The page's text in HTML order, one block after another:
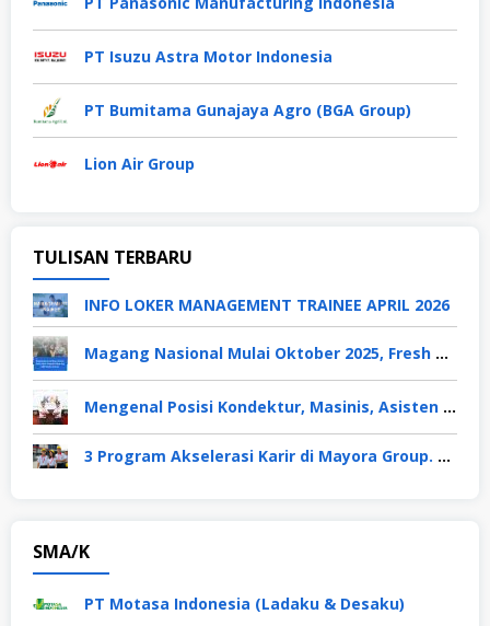
PT Isuzu Astra Motor Indonesia
PT Bumitama Gunajaya Agro (BGA Group)
Lion Air Group
TULISAN TERBARU
INFO LOKER MANAGEMENT TRAINEE APRIL 2026
Magang Nasional Mulai Oktober 2025, Fresh Graduate Dapat Gaji UMP Selama 6 Bulan
Mengenal Posisi Kondektur, Masinis, Asisten PPKA, Pemeliharaan Sarana dan Prasarana, Polsuska (Polisi Khusus Kereta Api), di PT KAI
3 Program Akselerasi Karir di Mayora Group. Apa Saja? Berikut Penjelasannya
SMA/K
PT Motasa Indonesia (Ladaku & Desaku)